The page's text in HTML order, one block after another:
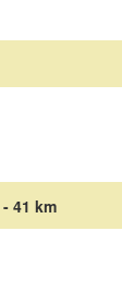
- 41 km